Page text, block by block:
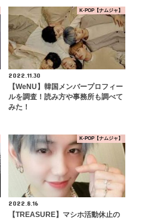
K-POP【ナムジャ】
2022.11.30
【WeNU】韓国メンバープロフィー
ルを調査！読み方や事務所も調べて
みた！
K-POP【ナムジャ】
2022.8.16
【TREASURE】マシホ活動休止の